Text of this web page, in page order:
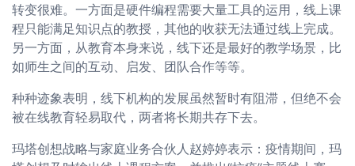
转变很难。一方面是硬件编程需要大量工具的运用，线上课
程只能满足知识点的教授，其他的收获无法通过线上完成。
另一方面，从教育本身来说，线下还是最好的教学场景，比
如师生之间的互动、启发、团队合作等等。
种种迹象表明，线下机构的发展虽然暂时有阻滞，但绝不会
被在线教育轻易取代，两者将长期共存下去。
玛塔创想战略与家庭业务合伙人赵婷婷表示：疫情期间，玛